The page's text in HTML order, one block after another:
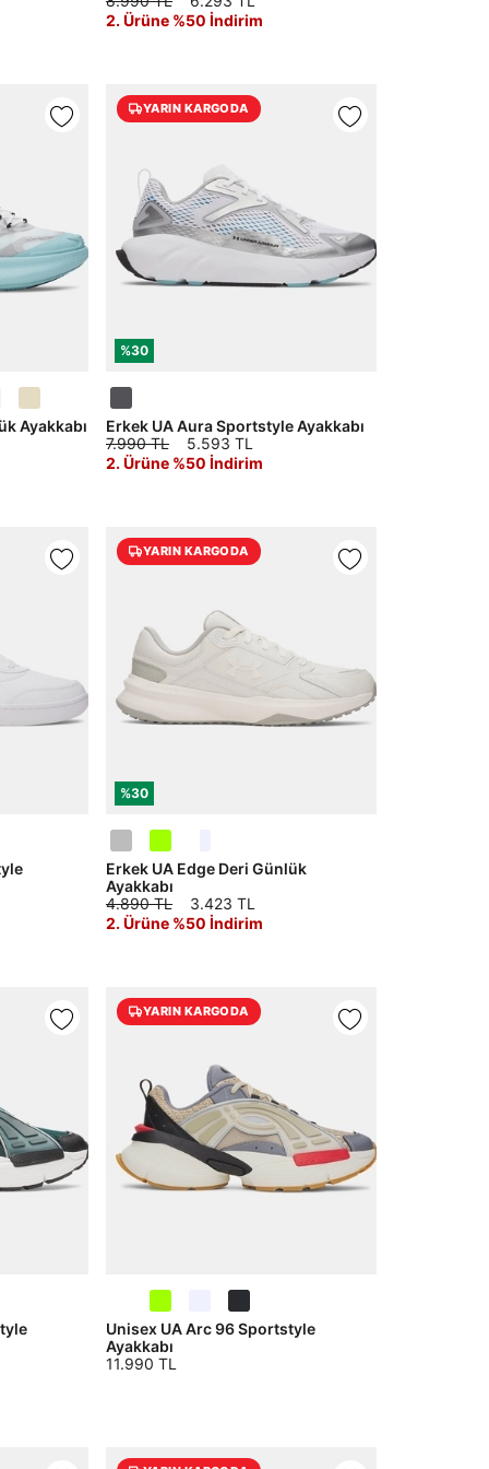
2. Ürüne %50 İndirim
Ayakkabı
%30
YARIN KARGODA
Erkek UA Aura Sportstyle Ayakkabı
7.990 TL
5.593 TL
2. Ürüne %50 İndirim
%30
YARIN KARGODA
Erkek UA Edge Deri Günlük
Ayakkabı
4.890 TL
3.423 TL
2. Ürüne %50 İndirim
YARIN KARGODA
Unisex UA Arc 96 Sportstyle
Ayakkabı
11.990 TL